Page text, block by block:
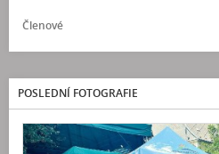
Členové
POSLEDNÍ FOTOGRAFIE